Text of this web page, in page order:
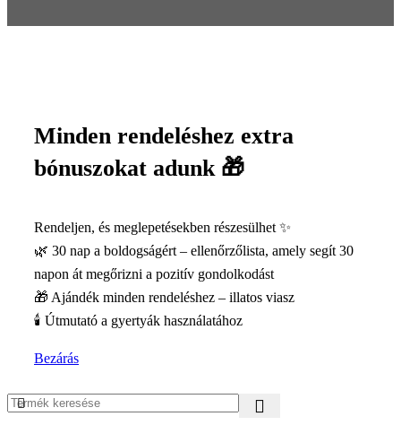
Minden rendeléshez extra
bónuszokat adunk 🎁
Rendeljen, és meglepetésekben részesülhet ✨
🌿 30 nap a boldogságért – ellenőrzőlista, amely segít 30
napon át megőrizni a pozitív gondolkodást
🎁 Ajándék minden rendeléshez – illatos viasz
🕯️ Útmutató a gyertyák használatához
Bezárás